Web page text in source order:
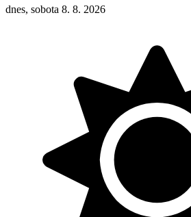
dnes, sobota 8. 8. 2026